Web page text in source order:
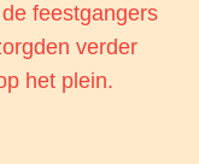
feestgangers
verder
het plein.